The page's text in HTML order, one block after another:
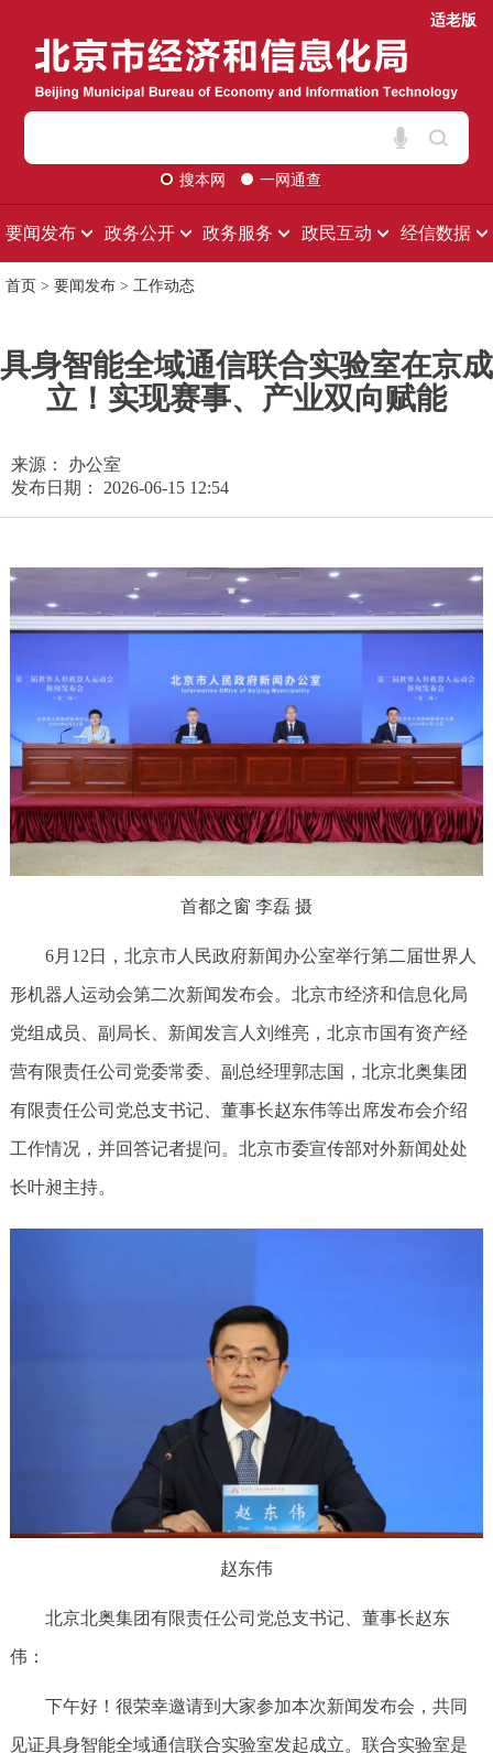
适老版
搜本网 一网通查
要闻发布 政务公开 政务服务 政民互动 经信数据
首页 > 要闻发布 > 工作动态
具身智能全域通信联合实验室在京成
立！实现赛事、产业双向赋能
来源： 办公室
发布日期： 2026-06-15 12:54
首都之窗 李磊 摄
6月12日，北京市人民政府新闻办公室举行第二届世界人
形机器人运动会第二次新闻发布会。北京市经济和信息化局
党组成员、副局长、新闻发言人刘维亮，北京市国有资产经
营有限责任公司党委常委、副总经理郭志国，北京北奥集团
有限责任公司党总支书记、董事长赵东伟等出席发布会介绍
工作情况，并回答记者提问。北京市委宣传部对外新闻处处
长叶昶主持。
赵东伟
北京北奥集团有限责任公司党总支书记、董事长赵东
伟：
下午好！很荣幸邀请到大家参加本次新闻发布会，共同
见证具身智能全域通信联合实验室发起成立。联合实验室是